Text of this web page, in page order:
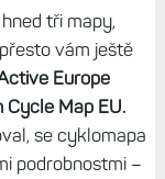
tři mapy,
vám ještě
Europe
Cycle Map EU.
se cyklomapa
podrobnostmi –